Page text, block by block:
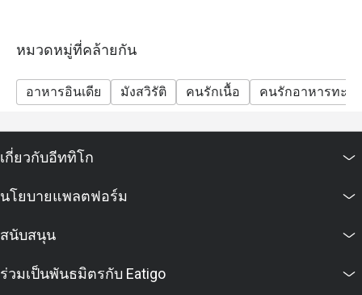
หมวดหมู่ที่คล้ายกัน
อาหารอินเดีย มังสวิรัติ คนรักเนื้อ คนรักอาหารทะเล
เกี่ยวกับอีททิโก
นโยบายแพลตฟอร์ม
สนับสนุน
ร่วมเป็นพันธมิตรกับ Eatigo